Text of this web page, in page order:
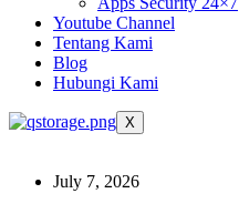
Youtube Channel
Tentang Kami
Blog
Hubungi Kami
X
July 7, 2026